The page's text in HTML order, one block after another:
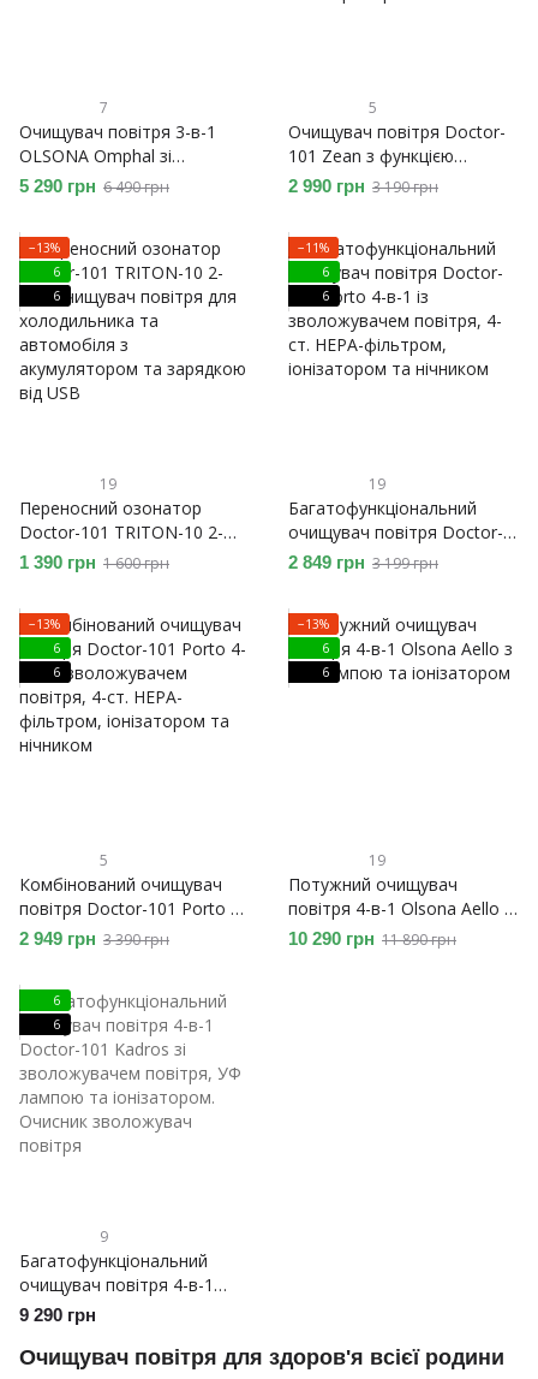
7
Очищувач повітря 3-в-1
OLSONA Omphal зі
зволожувачем повітря та
УФ-лампою
5 290 грн 6 490 грн
5
Очищувач повітря Doctor-
101 Zean з функцією
зволоження 2-в-1.
Комбінований очисник-
зволожувач повітря з
HEPA-фільтром
2 990 грн 3 190 грн
−13%
6
6
19
Переносний озонатор
Doctor-101 TRITON-10 2-
в-1, очищувач повітря для
холодильника та
автомобіля з
акумулятором та зарядкою
від USB
1 390 грн 1 600 грн
−11%
6
6
19
Багатофункціональний
очищувач повітря Doctor-
101 Porto 4-в-1 із
зволожувачем повітря, 4-
ст. HEPA-фільтром,
іонізатором та нічником
2 849 грн 3 199 грн
−13%
6
6
5
Комбінований очищувач
повітря Doctor-101 Porto 4-
в-1 із зволожувачем
повітря, 4-ст. HEPA-
фільтром, іонізатором та
нічником
2 949 грн 3 390 грн
−13%
6
6
19
Потужний очищувач
повітря 4-в-1 Olsona Aello з
УФ-лампою та іонізатором
10 290 грн 11 890 грн
6
6
9
Багатофункціональний
очищувач повітря 4-в-1
Doctor-101 Kadros зі
зволожувачем повітря, УФ
лампою та іонізатором.
9 290 грн
Очищувач повітря для здоров'я всієї родини